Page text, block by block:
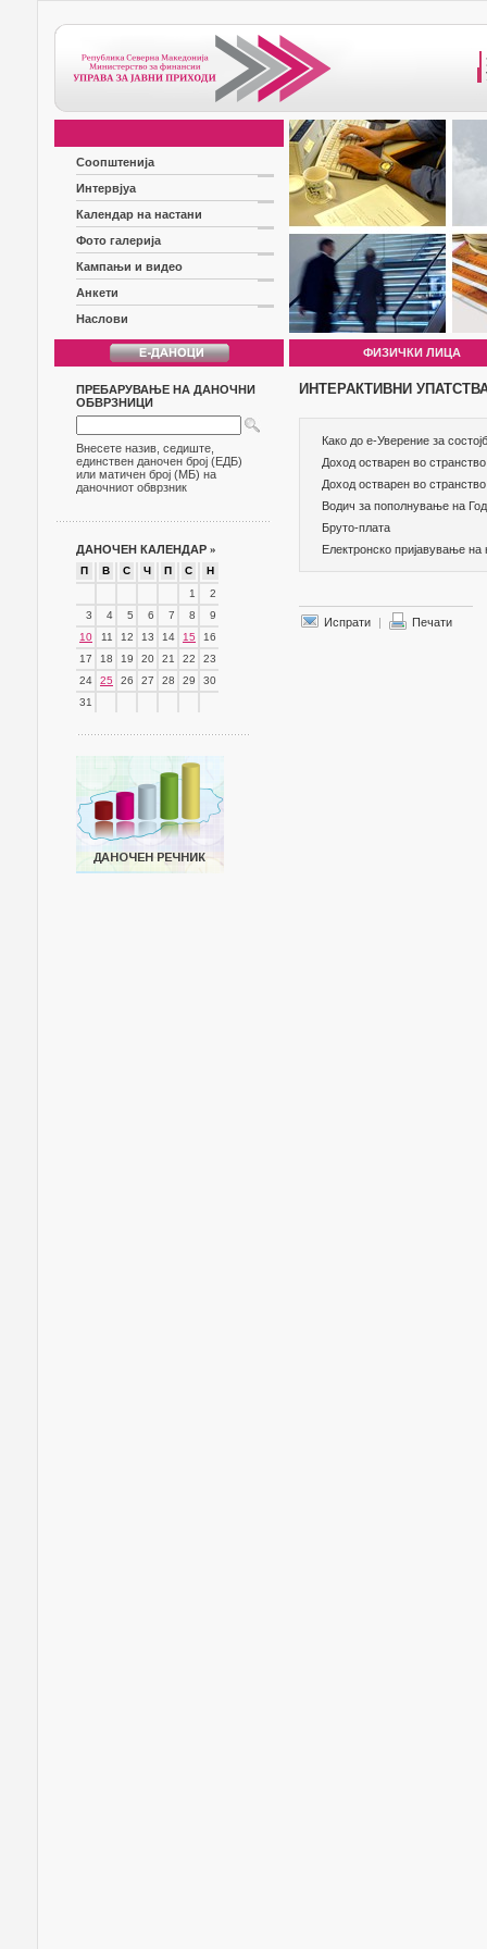
Соопштенија
Интервјуа
Календар на настани
Фото галерија
Кампањи и видео
Анкети
Наслови
ФИЗИЧКИ ЛИЦА
ПРЕБАРУВАЊЕ НА ДАНОЧНИ
ОБВРЗНИЦИ
Внесете назив, седиште,
единствен даночен број (ЕДБ)
или матичен број (МБ) на
даночниот обврзник
ДАНОЧЕН КАЛЕНДАР »
П В С Ч П С
Н
1
2
3
4 5 6 7 8
9
10
11 12 13 14 15
16
17
18 19 20 21 22
23
24
25 26 27 28 29
30
31
ИНТЕРАКТИВНИ
Како до е-Уверение за
Доход остварен во
Доход остварен во
Водич за пополнување на
Бруто-плата
Електронско пријавување на
Испрати | Печати